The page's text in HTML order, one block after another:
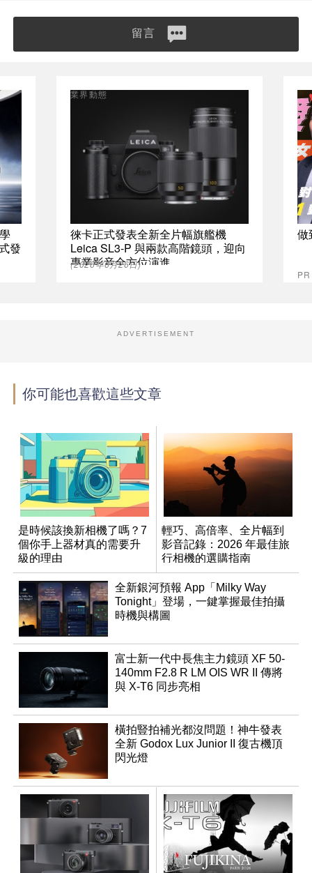
留言
發
徠卡正式發表全新全片幅旗艦機
Leica SL3-P 與兩款高階鏡頭，迎向
專業影音全方位演進
業界動態
(2026年6月26日)
做
ADVERTISEMENT
你可能也喜歡這些文章
是時候該換新相機了嗎？7
個你手上器材真的需要升
級的理由
輕巧、高倍率、全片幅到
影音記錄：2026 年最佳旅
行相機的選購指南
全新銀河預報 App「Milky Way
Tonight」登場，一鍵掌握最佳拍攝
時機與構圖
富士新一代中長焦主力鏡頭 XF 50-
140mm F2.8 R LM OIS WR II 傳將
與 X-T6 同步亮相
橫拍豎拍補光都沒問題！神牛發表
全新 Godox Lux Junior II 復古機頂
閃光燈